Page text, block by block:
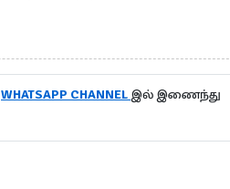
WHATSAPP CHANNEL இல் இணைந்து